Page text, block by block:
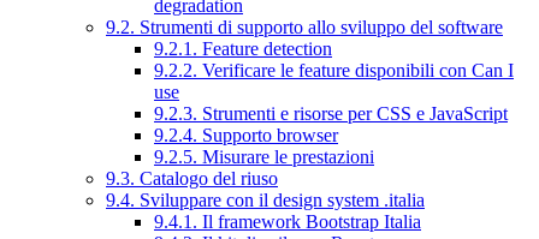
degradation
9.2. Strumenti di supporto allo sviluppo del software
9.2.1. Feature detection
9.2.2. Verificare le feature disponibili con Can I
use
9.2.3. Strumenti e risorse per CSS e JavaScript
9.2.4. Supporto browser
9.2.5. Misurare le prestazioni
9.3. Catalogo del riuso
9.4. Sviluppare con il design system .italia
9.4.1. Il framework Bootstrap Italia